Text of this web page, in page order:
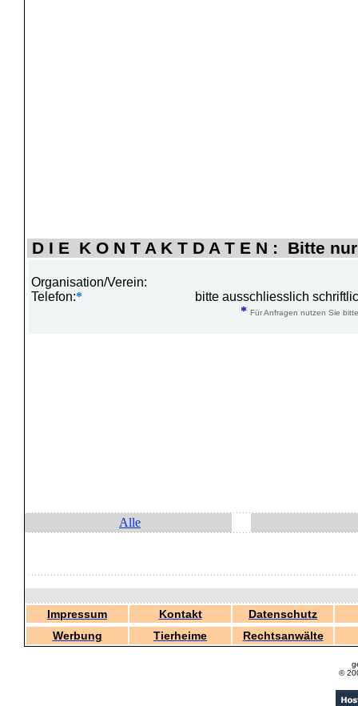
D I E K O N T A K T D A T E N : Bitte
Organisation/Verein:
Telefon:*
bitte ausschliesslich
* Für Anfragen nutzen Sie
Alle
Impressum Kontakt
Datenschutz
Werbung
Tierheime Rechtsanwälte
©